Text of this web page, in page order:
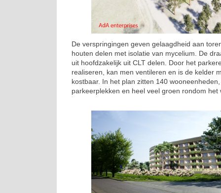
De verspringingen geven gelaagdheid aan
houten delen met isolatie van mycelium. De
uit hoofdzakelijk uit CLT delen. Door het
realiseren, kan men ventileren en is de kelder
kostbaar. In het plan zitten 140
parkeerplekken en heel veel groen rondom het